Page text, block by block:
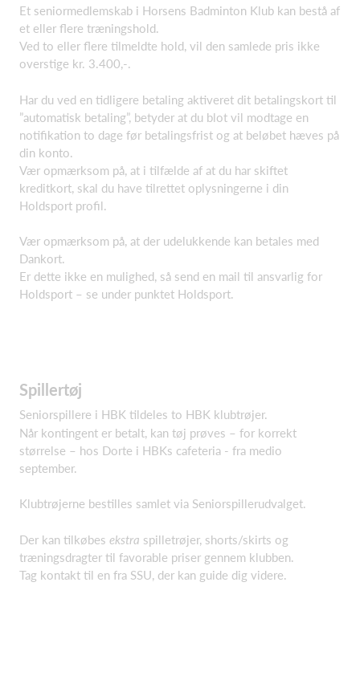
Et seniormedlemskab i Horsens Badminton Klub kan bestå af
et eller flere træningshold.
Ved to eller flere tilmeldte hold, vil den samlede pris ikke
overstige kr. 3.400,-.
Har du ved en tidligere betaling aktiveret dit betalingskort til
”automatisk betaling”, betyder at du blot vil modtage en
notifikation to dage før betalingsfrist og at beløbet hæves på
din konto.
Vær opmærksom på, at i tilfælde af at du har skiftet
kreditkort, skal du have tilrettet oplysningerne i din
Holdsport profil.
Vær opmærksom på, at der udelukkende kan betales med
Dankort.
Er dette ikke en mulighed, så send en mail til ansvarlig for
Holdsport – se under punktet Holdsport.
Spillertøj
Seniorspillere i HBK tildeles to HBK klubtrøjer.
Når kontingent er betalt, kan tøj prøves – for korrekt
størrelse – hos Dorte i HBKs cafeteria - fra medio
september.
Klubtrøjerne bestilles samlet via Seniorspillerudvalget.
Der kan tilkøbes ekstra spilletrøjer, shorts/skirts og
træningsdragter til favorable priser gennem klubben.
Tag kontakt til en fra SSU, der kan guide dig videre.